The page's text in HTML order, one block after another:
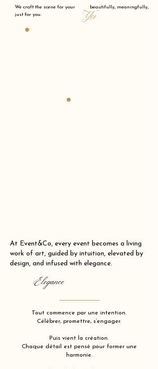
We craft the scene for your beautifully, meaningfully,
just for you.
"Yes"
At Event&Co, every event becomes a living
work of art, guided by intuition, elevated by
design, and infused with elegance.
Elegance
Tout commence par une intention.
Célébrer, promettre, s’engager.
Puis vient la création.
Chaque détail est pensé pour former une
harmonie.